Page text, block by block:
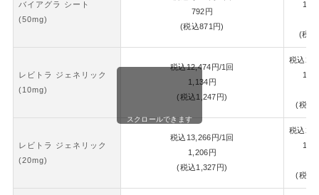
バイアグラ シート
(50mg)
792円
(税込871 円)
1錠
(税込
レビトラ ジェネリック
(10mg)
税込12,474円/1回
1,134円
(税込1,247円)
税込
1錠
(税込
レビトラ ジェネリック
(20mg)
税込 13,266円/1回
1,206円
(税込1,327円)
税込
1錠
(税込
スクロールできます